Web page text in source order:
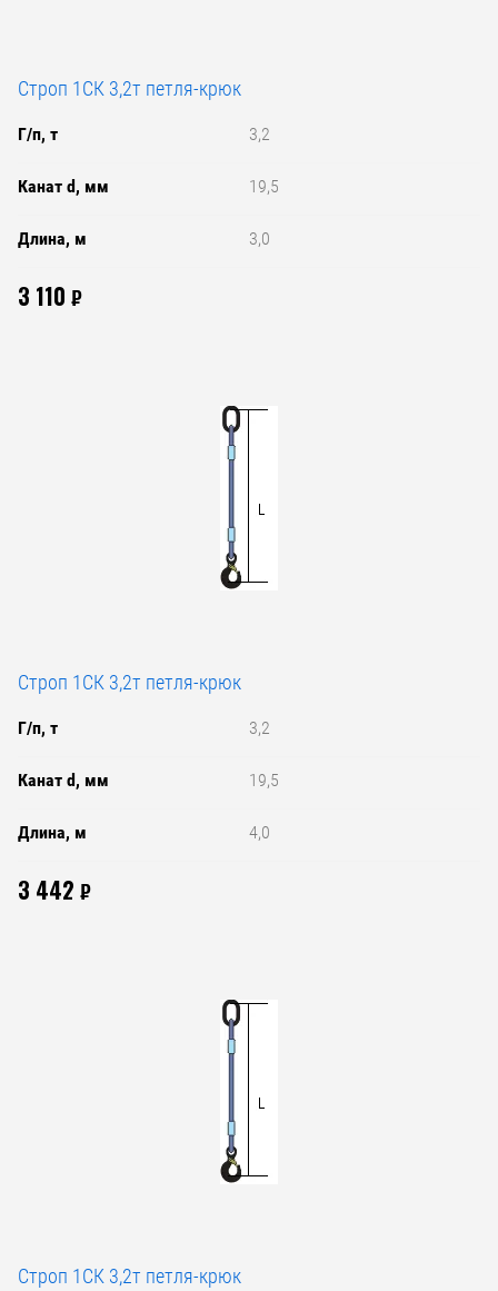
Строп 1СК 3,2т петля-крюк
Г/п, т 3,2
Канат d, мм 19,5
Длина, м 3,0
3 110 ₽
Строп 1СК 3,2т петля-крюк
Г/п, т 3,2
Канат d, мм 19,5
Длина, м 4,0
3 442 ₽
Строп 1СК 3,2т петля-крюк